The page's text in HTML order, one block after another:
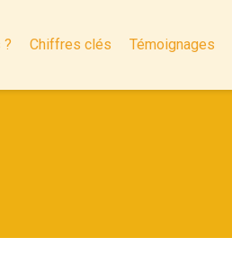
? Chiffres clés Témoignages